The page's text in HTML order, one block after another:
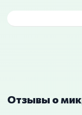
Отзывы о